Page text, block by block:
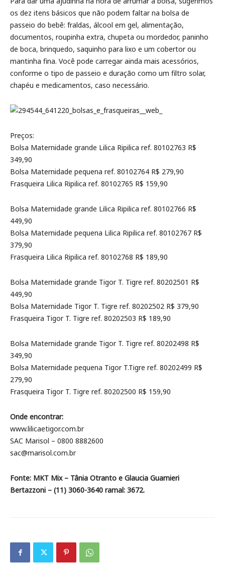
os dez itens básicos que não podem faltar na bolsa de
passeio do bebê: fraldas, álcool em gel, alimentação,
documentos, roupinha extra, chupeta ou mordedor, paninho
de boca, brinquedo, saquinho para lixo e um cobertor ou
mantinha fina. Você pode carregar ainda mais acessórios,
conforme o tipo de passeio e duração como um filtro solar,
chapéu e medicamentos, caso necessário.
Preços:
Bolsa Maternidade grande Lilica Ripilica ref. 80102763 R$
349,90
Bolsa Maternidade pequena ref. 80102764 R$ 279,90
Frasqueira Lilica Ripilica ref. 80102765 R$ 159,90
Bolsa Maternidade grande Lilica Ripilica ref. 80102766 R$
449,90
Bolsa Maternidade pequena Lilica Ripilica ref. 80102767 R$
379,90
Frasqueira Lilica Ripilica ref. 80102768 R$ 189,90
Bolsa Maternidade grande Tigor T. Tigre ref. 80202501 R$
449,90
Bolsa Maternidade Tigor T. Tigre ref. 80202502 R$ 379,90
Frasqueira Tigor T. Tigre ref. 80202503 R$ 189,90
Bolsa Maternidade grande Tigor T. Tigre ref. 80202498 R$
349,90
Bolsa Maternidade pequena Tigor T.Tigre ref. 80202499 R$
279,90
Frasqueira Tigor T. Tigre ref. 80202500 R$ 159,90
Onde encontrar:
www.lilicaetigor.com.br
SAC Marisol – 0800 8882600
sac@marisol.com.br
Fonte: MKT Mix – Tânia Otranto e Glaucia Guarnieri
Bertazzoni – (11) 3060-3640 ramal: 3672.